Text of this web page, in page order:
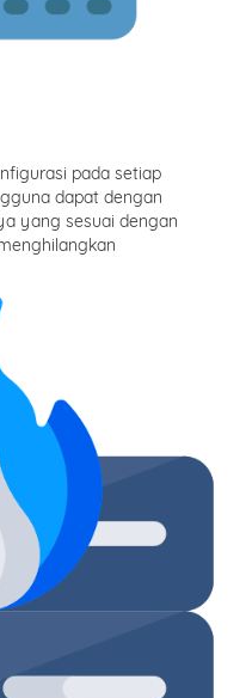
pada setiap
dapat dengan
yang sesuai dengan